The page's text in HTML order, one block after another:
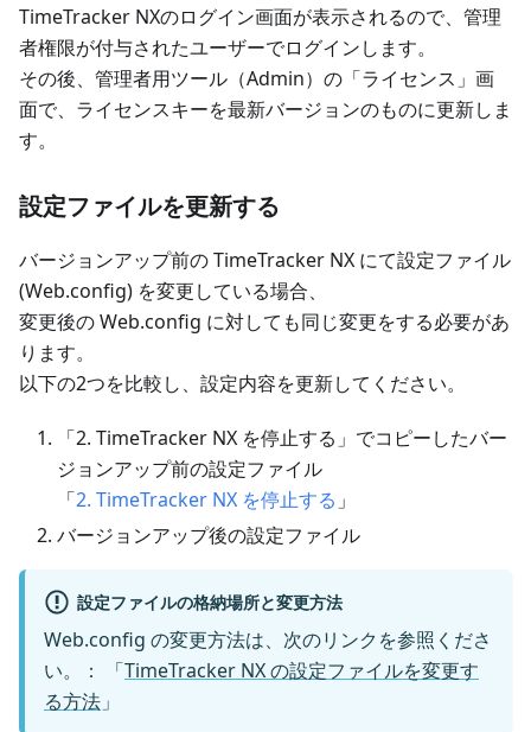
TimeTracker NXのログイン画面が表示されるので、管理
者権限が付与されたユーザーでログインします。
その後、管理者用ツール（Admin）の「ライセンス」画
面で、ライセンスキーを最新バージョンのものに更新しま
す。
設定ファイルを更新する
バージョンアップ前の TimeTracker NX にて設定ファイル
(Web.config) を変更している場合、
変更後の Web.config に対しても同じ変更をする必要があ
ります。
以下の2つを比較し、設定内容を更新してください。
「2. TimeTracker NX を停止する」でコピーしたバー
ジョンアップ前の設定ファイル
「2. TimeTracker NX を停止する 」
バージョンアップ後の設定ファイル
設定ファイルの格納場所と変更方法
Web.config の変更方法は、次のリンクを参照くださ
い。： 「TimeTracker NX の設定ファイルを変更す
る方法 」